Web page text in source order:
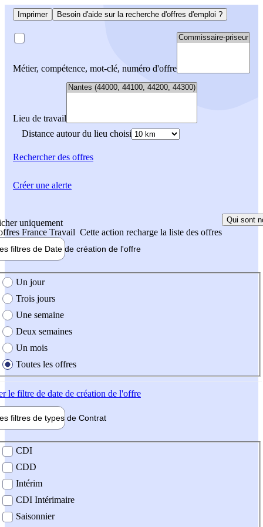
Imprimer Besoin d'aide sur la recherche d'offres d'emploi ?
Métier, compétence, mot-clé, numéro d'offre
Lieu de travail
Distance autour du lieu choisi
Rechercherdes offres
uniquement
France Travail Cette action recharge la liste des offres
Qui sont
filtres de Date de création de l'offre
création de l'offre
Un jour
Trois jours
Une semaine
Deux semaines
Un mois
Toutes les offres
le filtre de date de création de l'offre
filtres de types de Contrat
contrat
CDI
CDD
Intérim
CDI Intérimaire
Saisonnier
Créer une alerte